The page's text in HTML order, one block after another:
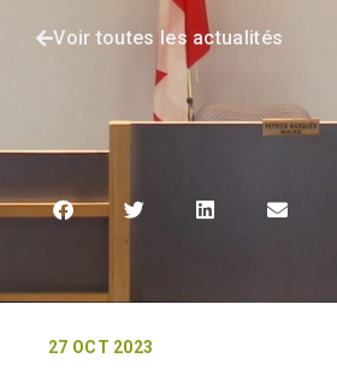
Voir toutes les actualités
27 OCT 2023